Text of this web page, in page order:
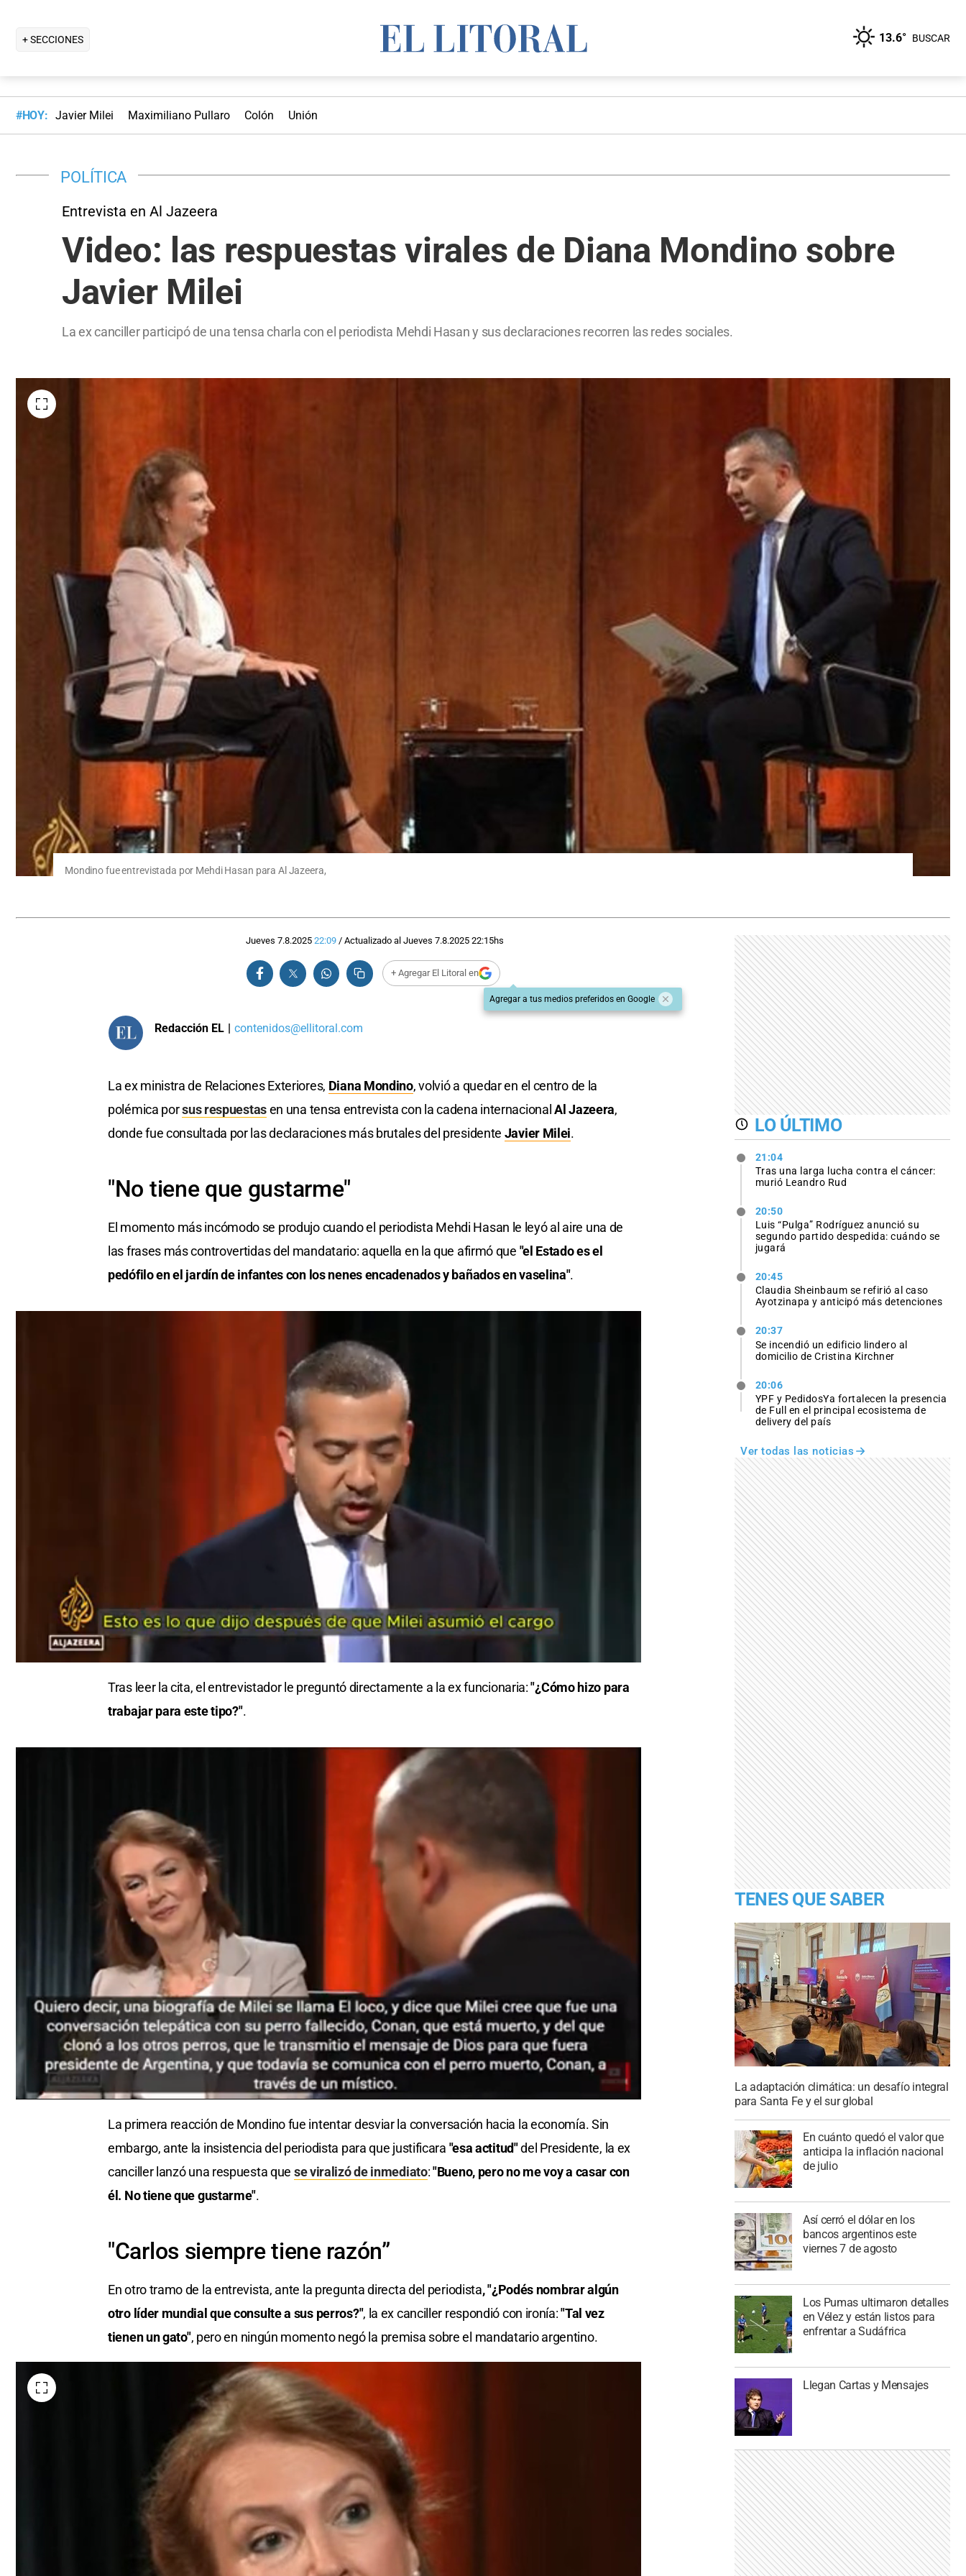
+ SECCIONES 13.6° BUSCAR
#HOY: Javier Milei Maximiliano Pullaro Colón Unión
POLÍTICA
Entrevista en Al Jazeera
Video: las respuestas virales de Diana Mondino sobre
Javier Milei
La ex canciller participó de una tensa charla con el periodista Mehdi Hasan y sus declaraciones recorren las redes sociales.
Mondino fue entrevistada por Mehdi Hasan para Al Jazeera,
Jueves 7.8.2025 22:09/ Actualizado al Jueves 7.8.2025 22:15hs
+ Agregar El Litoral en
Agregar a tus medios preferidos en Google
Redacción EL contenidos@ellitoral.com
La ex ministra de Relaciones Exteriores, Diana Mondino, volvió a quedar en el centro de la
polémica porsus respuestasen una tensa entrevista con la cadena internacionalAl Jazeera,
donde fue consultada por las declaraciones más brutales del presidente Javier Milei.
"No tiene que gustarme"
El momento más incómodo se produjo cuando el periodista Mehdi Hasan le leyó al aire una de
las frases más controvertidas del mandatario: aquella en la que afirmó que "el Estado es el
pedófilo en el jardín de infantes con los nenes encadenados y bañados en vaselina".
Tras leer la cita, el entrevistador le preguntó directamente a la ex funcionaria:"¿Cómo hizo para
trabajar para este tipo?".
La primera reacción de Mondino fue intentar desviar la conversación hacia la economía. Sin
embargo, ante la insistencia del periodista para que justificara "esa actitud"del Presidente, la ex
canciller lanzó una respuesta que se viralizó de inmediato:"Bueno, pero no me voy a casar con
él. No tiene que gustarme".
"Carlos siempre tiene razón”
En otro tramo de la entrevista, ante la pregunta directa del periodista, "¿Podés nombrar algún
otro líder mundial que consulte a sus perros?", la ex canciller respondió con ironía:"Tal vez
tienen un gato", pero en ningún momento negó la premisa sobre el mandatario argentino.
LO ÚLTIMO
21:04
Tras una larga lucha contra el cáncer:
murió Leandro Rud
20:50
Luis “Pulga” Rodríguez anunció su
segundo partido despedida: cuándo se
jugará
20:45
Claudia Sheinbaum se refirió al caso
Ayotzinapa y anticipó más detenciones
20:37
Se incendió un edificio lindero al
domicilio de Cristina Kirchner
20:06
YPF y PedidosYa fortalecen la presencia
de Full en el principal ecosistema de
delivery del país
Ver todas las noticias
TENES QUE SABER
La adaptación climática: un desafío integral
para Santa Fe y el sur global
En cuánto quedó el valor que
anticipa la inflación nacional
de julio
Así cerró el dólar en los
bancos argentinos este
viernes 7 de agosto
Los Pumas ultimaron detalles
en Vélez y están listos para
enfrentar a Sudáfrica
Llegan Cartas y Mensajes